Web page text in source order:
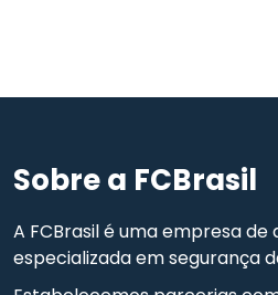
Sobre a FCBrasil
A FCBrasil é uma empresa
especializada em segurança